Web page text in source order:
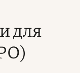
для